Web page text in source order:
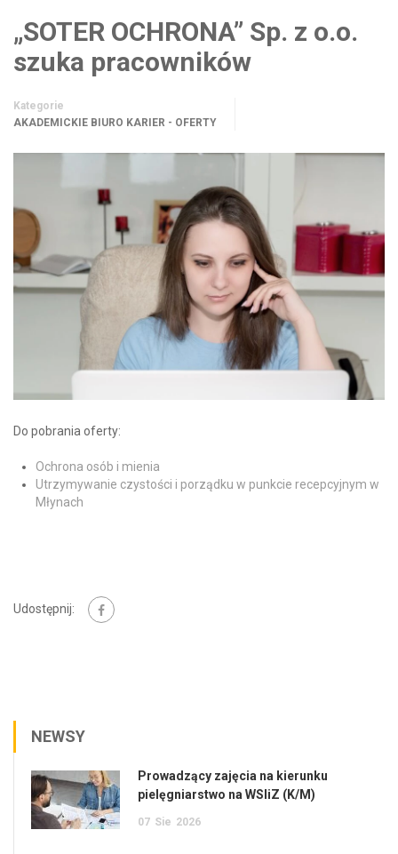
„SOTER OCHRONA” Sp. z o.o.
szuka pracowników
Kategorie
AKADEMICKIE BIURO KARIER - OFERTY
Do pobrania oferty:
Ochrona osób i mienia
Utrzymywanie czystości i porządku w punkcie recepcyjnym w
Młynach
Udostępnij:
NEWSY
Prowadzący zajęcia na kierunku
pielęgniarstwo na WSIiZ (K/M)
07 Sie 2026